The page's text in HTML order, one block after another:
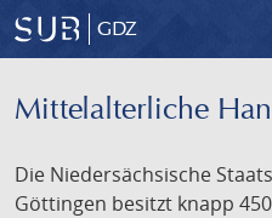
GDZ
Mittelalterliche
Die Niedersächsische
Göttingen besitzt knapp